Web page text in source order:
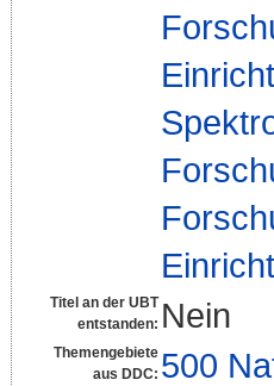
Titel an der UBT
entstanden: Nein
Themengebiete
aus DDC: 500